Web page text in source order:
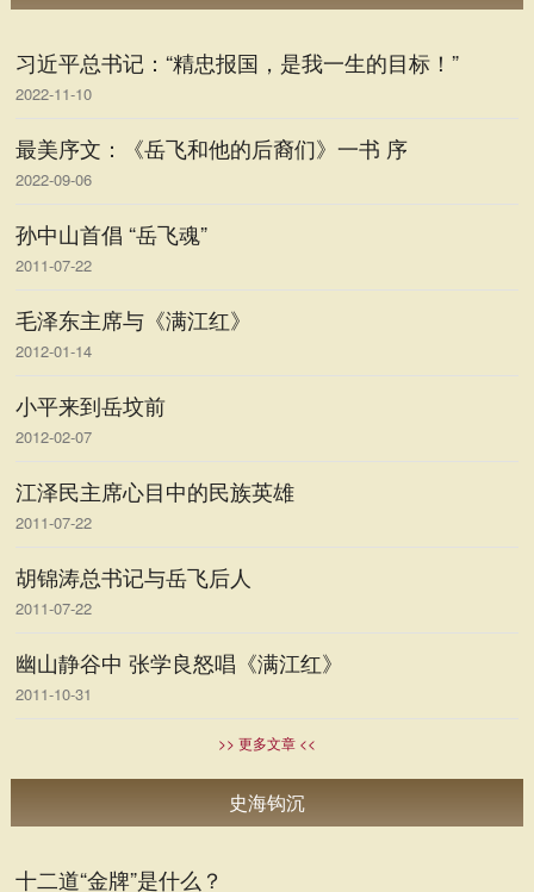
习近平总书记：“精忠报国，是我一生的目标！”
2022-11-10
最美序文：《岳飞和他的后裔们》一书 序
2022-09-06
孙中山首倡 “岳飞魂”
2011-07-22
毛泽东主席与《满江红》
2012-01-14
小平来到岳坟前
2012-02-07
江泽民主席心目中的民族英雄
2011-07-22
胡锦涛总书记与岳飞后人
2011-07-22
幽山静谷中 张学良怒唱《满江红》
2011-10-31
>> 更多文章 <<
史海钩沉
十二道“金牌”是什么？